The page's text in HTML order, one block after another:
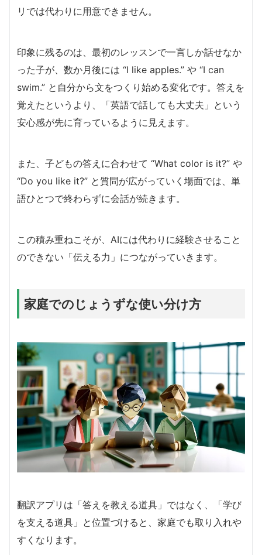
リでは代わりに用意できません。
印象に残るのは、最初のレッスンで一言しか話せなか
った子が、数か月後には “I like apples.” や “I can
swim.” と自分から文をつくり始める変化です。答えを
覚えたというより、「英語で話しても大丈夫」という
安心感が先に育っているように見えます。
また、子どもの答えに合わせて “What color is it?” や
“Do you like it?” と質問が広がっていく場面では、単
語ひとつで終わらずに会話が続きます。
この積み重ねこそが、AIには代わりに経験させること
のできない「伝える力」につながっていきます。
家庭でのじょうずな使い分け方
翻訳アプリは「答えを教える道具」ではなく、「学び
を支える道具」と位置づけると、家庭でも取り入れや
すくなります。